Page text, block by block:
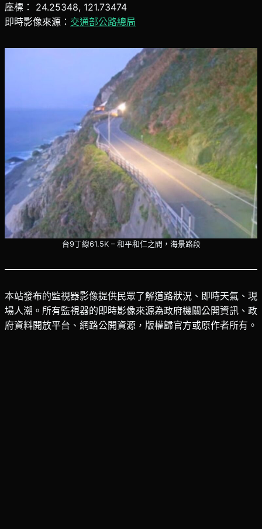
座標： 24.25348, 121.73474
即時影像來源： 交通部公路總局
台9丁線61.5K – 和平和仁之間，海景路段
本站發布的監視器影像提供民眾了解道路狀況、即時天氣、現
場人潮。所有監視器的即時影像來源為政府機關公開資訊、政
府資料開放平台、網路公開資源，版權歸官方或原作者所有。